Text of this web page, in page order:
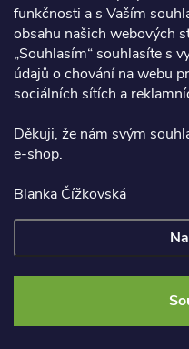
funkčnosti a s Vaším
obsahu našich webových
„Souhlasím“ souhlasíte s
údajů o chování na webu
sociálních sítích a
Děkuji, že nám svým
e-shop.
Blanka Čížkovská
Úžasný. Nachlazení
Facebook
Copyright 2026Bylinky z